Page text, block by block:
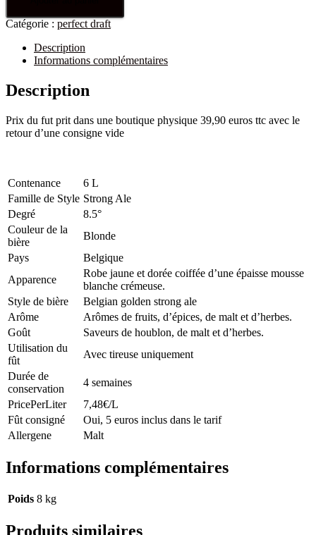
Catégorie : perfect draft
Description
Informations complémentaires
Description
Prix du fut prit dans une boutique physique 39,90 euros ttc avec le
retour d’une consigne vide
Contenance
6 L
Famille de Style Strong Ale
Degré
8.5°
Couleur de la
bière
Blonde
Pays
Belgique
Apparence
Robe jaune et dorée coiffée d’une épaisse mousse
blanche crémeuse.
Style de bière
Belgian golden strong ale
Arôme
Arômes de fruits, d’épices, de malt et d’herbes.
Goût
Saveurs de houblon, de malt et d’herbes.
Utilisation du
fût
Avec tireuse uniquement
Durée de
conservation
4 semaines
PricePerLiter
7,48€/L
Fût consigné
Oui, 5 euros inclus dans le tarif
Allergene
Malt
Informations complémentaires
Poids 8 kg
Produits similaires